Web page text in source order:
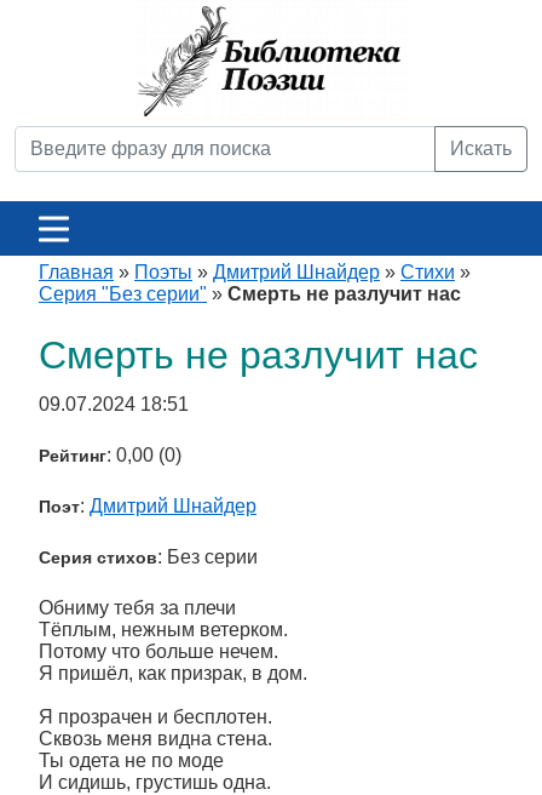
Искать
Главная » Поэты » Дмитрий Шнайдер » Стихи »
Серия "Без серии" » Смерть не разлучит нас
Смерть не разлучит нас
09.07.2024 18:51
Рейтинг: 0,00 (0)
Поэт: Дмитрий Шнайдер
Серия стихов: Без серии
Обниму тебя за плечи
Тёплым, нежным ветерком.
Потому что больше нечем.
Я пришёл, как призрак, в дом.
Я прозрачен и бесплотен.
Сквозь меня видна стена.
Ты одета не по моде
И сидишь, грустишь одна.